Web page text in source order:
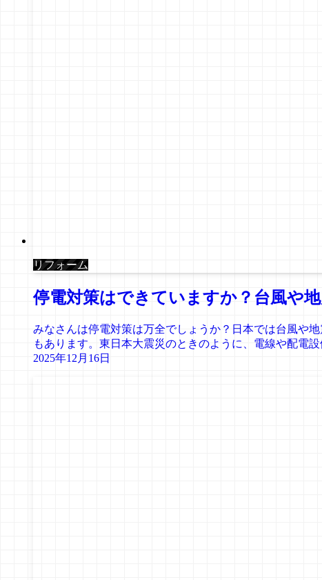
リフォーム
停電対策はできていますか？台風や
みなさんは停電対策は万全でしょうか？日本では台風や
もあります。東日本大震災のときのように、電線や配電
2025年12月16日